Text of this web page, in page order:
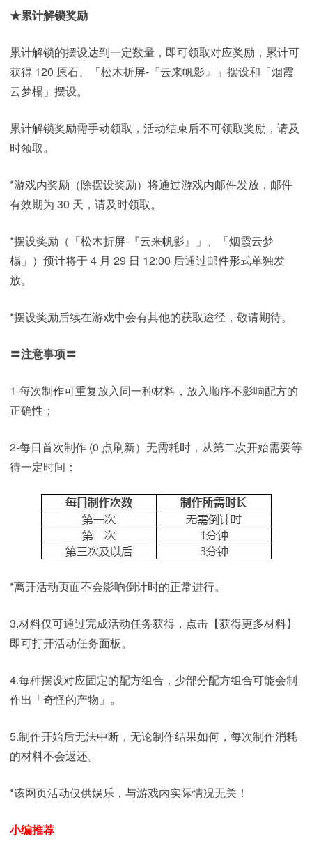
★累计解锁奖励
累计解锁的摆设达到一定数量，即可领取对应奖励，累计可
获得 120 原石、「松木折屏-『云来帆影』」摆设和「烟霞
云梦榻」摆设。
累计解锁奖励需手动领取，活动结束后不可领取奖励，请及
时领取。
*游戏内奖励（除摆设奖励）将通过游戏内邮件发放，邮件
有效期为 30 天，请及时领取。
*摆设奖励（「松木折屏-『云来帆影』」、「烟霞云梦
榻」）预计将于 4 月 29 日 12:00 后通过邮件形式单独发
放。
*摆设奖励后续在游戏中会有其他的获取途径，敬请期待。
〓注意事项〓
1-每次制作可重复放入同一种材料，放入顺序不影响配方的
正确性；
2-每日首次制作 (0 点刷新）无需耗时，从第二次开始需要等
待一定时间：
*离开活动页面不会影响倒计时的正常进行。
3.材料仅可通过完成活动任务获得，点击【获得更多材料】
即可打开活动任务面板。
4.每种摆设对应固定的配方组合，少部分配方组合可能会制
作出「奇怪的产物」。
5.制作开始后无法中断，无论制作结果如何，每次制作消耗
的材料不会返还。
*该网页活动仅供娱乐，与游戏内实际情况无关！
小编推荐